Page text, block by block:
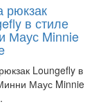
рюкзак
в стиле
Маус Minnie
Loungefly в
Маус Minnie